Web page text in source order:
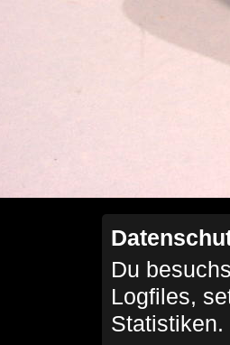
Du
Logfiles,
Statistiken.